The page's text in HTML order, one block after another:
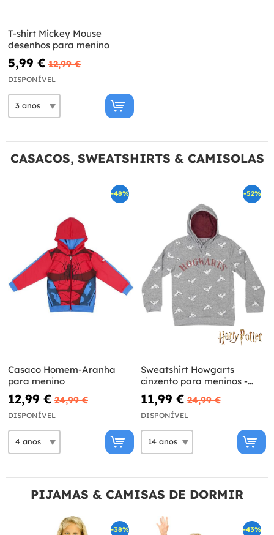
T-shirt Mickey Mouse
desenhos para menino
5,99 € 12,99 €
DISPONÍVEL
CASACOS, SWEATSHIRTS & CAMISOLAS
-48%
Casaco Homem-Aranha
para menino
12,99 € 24,99 €
DISPONÍVEL
-52%
Sweatshirt Howgarts
cinzento para meninos -
Harry Potter
11,99 € 24,99 €
DISPONÍVEL
PIJAMAS & CAMISAS DE DORMIR
-38% -43%